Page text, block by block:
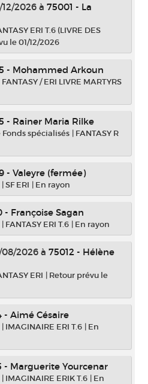
2026 à 75001 - La
ERI T.6 (LIVRE DES
le 01/12/2026
- Mohammed Arkoun
FANTASY / ERI LIVRE MARTYRS
- Rainer Maria Rilke
Fonds spécialisés | FANTASY R
- Valeyre (fermée)
|SF ERI | En rayon
- Françoise Sagan
| FANTASY ERI T.6 | En rayon
08/2026 à 75012 - Hélène
ERI | Retour prévu le
- Aimé Césaire
| IMAGINAIRE ERI T.6 | En
- Marguerite Yourcenar
| IMAGINAIRE ERIK T.6 | En